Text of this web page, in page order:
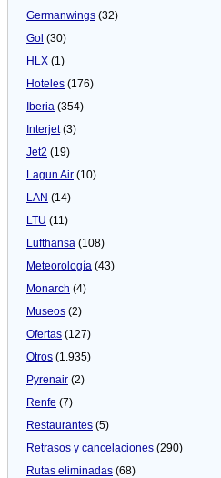
Germanwings (32)
Gol (30)
HLX (1)
Hoteles (176)
Iberia (354)
Interjet(3)
Jet2 (19)
Lagun Air (10)
LAN (14)
LTU (11)
Lufthansa (108)
Meteorologí­a (43)
Monarch (4)
Museos (2)
Ofertas (127)
Otros (1.935)
Pyrenair (2)
Renfe (7)
Restaurantes (5)
Retrasos y cancelaciones (290)
Rutas eliminadas (68)